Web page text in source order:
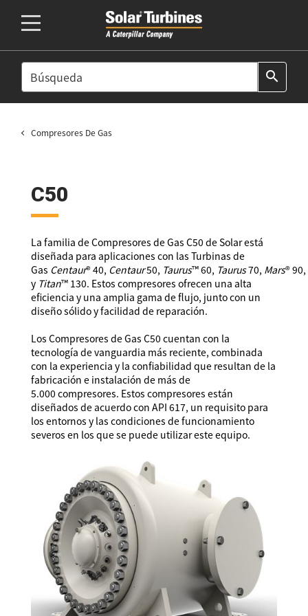
SEARCH search
Compresores De Gas
C50
La familia de Compresores de Gas C50 de Solar está
diseñada para aplicaciones con las Turbinas de
Gas Centaur® 40, Centaur50, Taurus™ 60, Taurus70, Mars® 90,
y Titan™ 130. Estos compresores ofrecen una alta
eficiencia y una amplia gama de flujo, junto con un
diseño sólido y facilidad de reparación.
Los Compresores de Gas C50 cuentan con la
tecnología de vanguardia más reciente, combinada
con la experiencia y la confiabilidad que resultan de la
fabricación e instalación de más de
5.000 compresores. Estos compresores están
diseñados de acuerdo con API 617, un requisito para
los entornos y las condiciones de funcionamiento
severos en los que se puede utilizar este equipo.